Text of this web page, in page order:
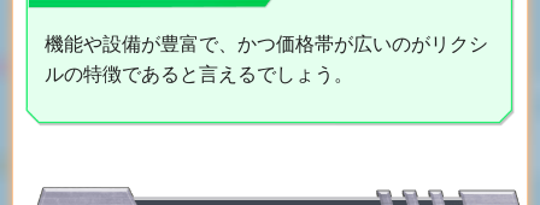
機能や設備が豊富で、かつ価格帯が広いのがリクシ
ルの特徴であると言えるでしょう。